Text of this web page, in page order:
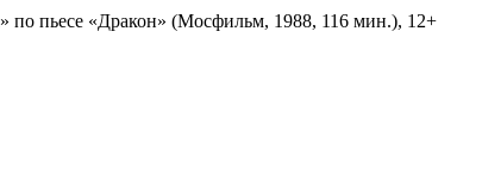
» по пьесе «Дракон» (Мосфильм, 1988, 116 мин.), 12+